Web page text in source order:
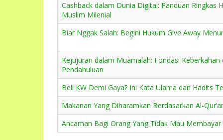
Cashback dalam Dunia Digital: Panduan Ringkas
Muslim Milenial
Biar Nggak Salah: Begini Hukum Give Away
Kejujuran dalam Muamalah: Fondasi Keberkahan
Pendahuluan
Beli KW Demi Gaya? Ini Kata Ulama dan Hadits
Makanan Yang Diharamkan Berdasarkan Al-
Ancaman Bagi Orang Yang Tidak Mau